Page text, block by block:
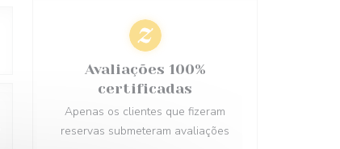
Avaliações 100%
certificadas
Apenas os clientes que fizeram
reservas submeteram avaliações